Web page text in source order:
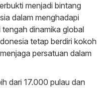
menjadi bintang
dalam menghadapi
dinamika global
tetap berdiri kokoh
persatuan dalam
dari 17.000 pulau dan